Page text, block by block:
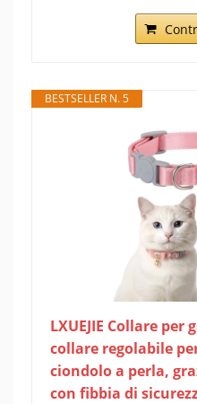
BESTSELLER N. 5
LXUEJIE Collare
collare regolabile
ciondolo a perla,
con fibbia di